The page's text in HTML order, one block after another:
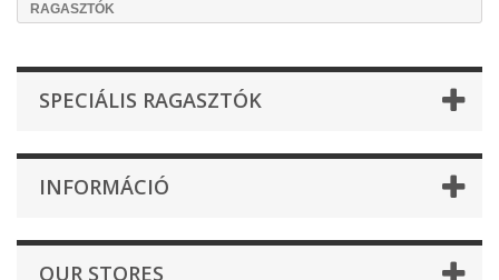
RAGASZTÓK
SPECIÁLIS RAGASZTÓK
INFORMÁCIÓ
OUR STORES